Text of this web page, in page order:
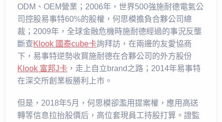
ODM、OEM營業；2006年，世界500強施耐德電氣公
司控股易事特60%的股權，何思模擔負合夥公司總
裁；2009年，全球金融危機時施耐德經過的事況反壟
斷查Klook 國泰cube卡詢拜訪，在兩邊的友愛協商
下，易事特逆勢收買施耐德在合夥公司的外方股份
Klook 富邦J卡 ，走上自立brand之路；2014年易事特
在深交所創業板勝利上市。
但是，2018年5月，何思模卻濫用提案權，應用高送
轉等信息拉抬股價后，高位套現員工持股打算。證監